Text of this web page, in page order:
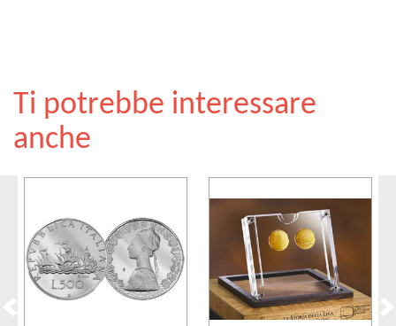
Ti potrebbe interessare
anche